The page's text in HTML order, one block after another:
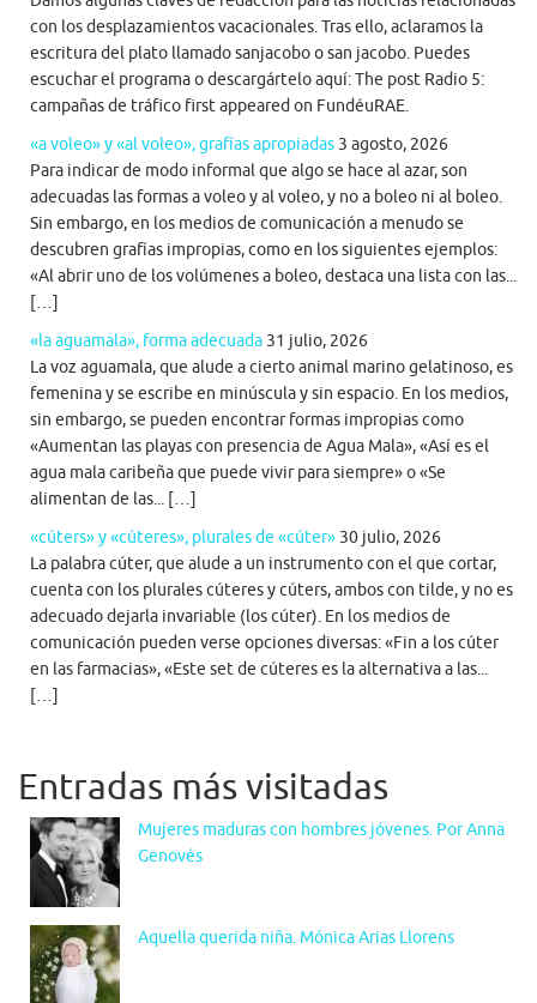
con los desplazamientos vacacionales. Tras ello, aclaramos la
escritura del plato llamado sanjacobo o san jacobo. Puedes
escuchar el programa o descargártelo aquí: The post Radio 5:
campañas de tráfico first appeared on FundéuRAE.
«a voleo» y «al voleo», grafías apropiadas 3 agosto, 2026
Para indicar de modo informal que algo se hace al azar, son
adecuadas las formas a voleo y al voleo, y no a boleo ni al boleo.
Sin embargo, en los medios de comunicación a menudo se
descubren grafías impropias, como en los siguientes ejemplos:
«Al abrir uno de los volúmenes a boleo, destaca una lista con las...
[…]
«la aguamala», forma adecuada 31 julio, 2026
La voz aguamala, que alude a cierto animal marino gelatinoso, es
femenina y se escribe en minúscula y sin espacio. En los medios,
sin embargo, se pueden encontrar formas impropias como
«Aumentan las playas con presencia de Agua Mala», «Así es el
agua mala caribeña que puede vivir para siempre» o «Se
alimentan de las... […]
«cúters» y «cúteres», plurales de «cúter» 30 julio, 2026
La palabra cúter, que alude a un instrumento con el que cortar,
cuenta con los plurales cúteres y cúters, ambos con tilde, y no es
adecuado dejarla invariable (los cúter). En los medios de
comunicación pueden verse opciones diversas: «Fin a los cúter
en las farmacias», «Este set de cúteres es la alternativa a las...
[…]
Entradas más visitadas
Mujeres maduras con hombres jóvenes. Por Anna
Genovés
Aquella querida niña. Mónica Arias Llorens